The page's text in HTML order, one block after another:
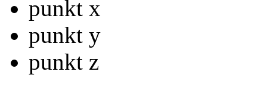
punkt x
punkt y
punkt z